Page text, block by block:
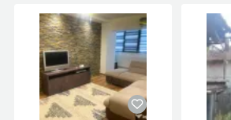
Servicii
Animale de companie
Afaceri și echipamente
Inchiriere Bunuri si Vehicule
Utilaje agricole si industriale
Piese auto si accesorii
Dacia Duster